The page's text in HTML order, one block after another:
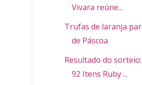
Vivara reúne...
Trufas de laranja
de Páscoa
Resultado do sorteio:
92 Itens Ruby ...